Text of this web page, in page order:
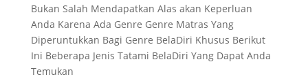
Bukan Salah Mendapatkan Alas akan Keperluan
Anda Karena Ada Genre Genre Matras Yang
Diperuntukkan Bagi Genre BelaDiri Khusus Berikut
Ini Beberapa Jenis Tatami BelaDiri Yang Dapat Anda
Temukan